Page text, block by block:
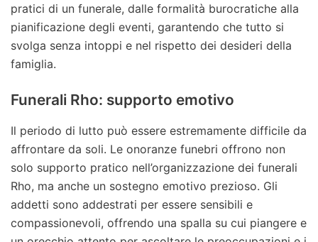
pratici di un funerale, dalle formalità burocratiche alla
pianificazione degli eventi, garantendo che tutto si
svolga senza intoppi e nel rispetto dei desideri della
famiglia.
Funerali Rho: supporto emotivo
Il periodo di lutto può essere estremamente difficile da
affrontare da soli. Le onoranze funebri offrono non
solo supporto pratico nell’organizzazione dei funerali
Rho, ma anche un sostegno emotivo prezioso. Gli
addetti sono addestrati per essere sensibili e
compassionevoli, offrendo una spalla su cui piangere e